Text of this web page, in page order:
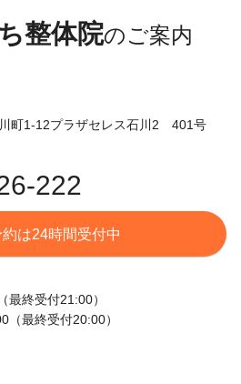
整体院
町1-12プラザセレス石川2 401号
222
約は24時間受付中
終受付21:00）
最終受付20:00）